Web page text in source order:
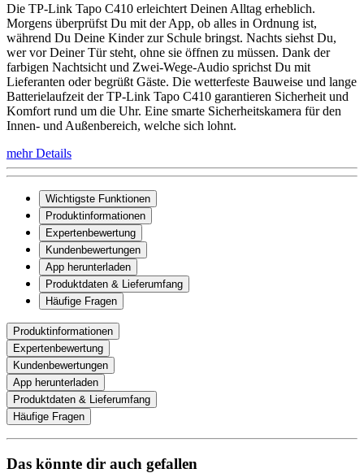
Die TP-Link Tapo C410 erleichtert Deinen Alltag erheblich.
Morgens überprüfst Du mit der App, ob alles in Ordnung ist,
während Du Deine Kinder zur Schule bringst. Nachts siehst Du,
wer vor Deiner Tür steht, ohne sie öffnen zu müssen. Dank der
farbigen Nachtsicht und Zwei-Wege-Audio sprichst Du mit
Lieferanten oder begrüßt Gäste. Die wetterfeste Bauweise und lange
Batterielaufzeit der TP-Link Tapo C410 garantieren Sicherheit und
Komfort rund um die Uhr. Eine smarte Sicherheitskamera für den
Innen- und Außenbereich, welche sich lohnt.
mehr Details
Wichtigste Funktionen
Produktinformationen
Expertenbewertung
Kundenbewertungen
App herunterladen
Produktdaten & Lieferumfang
Häufige Fragen
Produktinformationen
Expertenbewertung
Kundenbewertungen
App herunterladen
Produktdaten & Lieferumfang
Häufige Fragen
Das könnte dir auch gefallen